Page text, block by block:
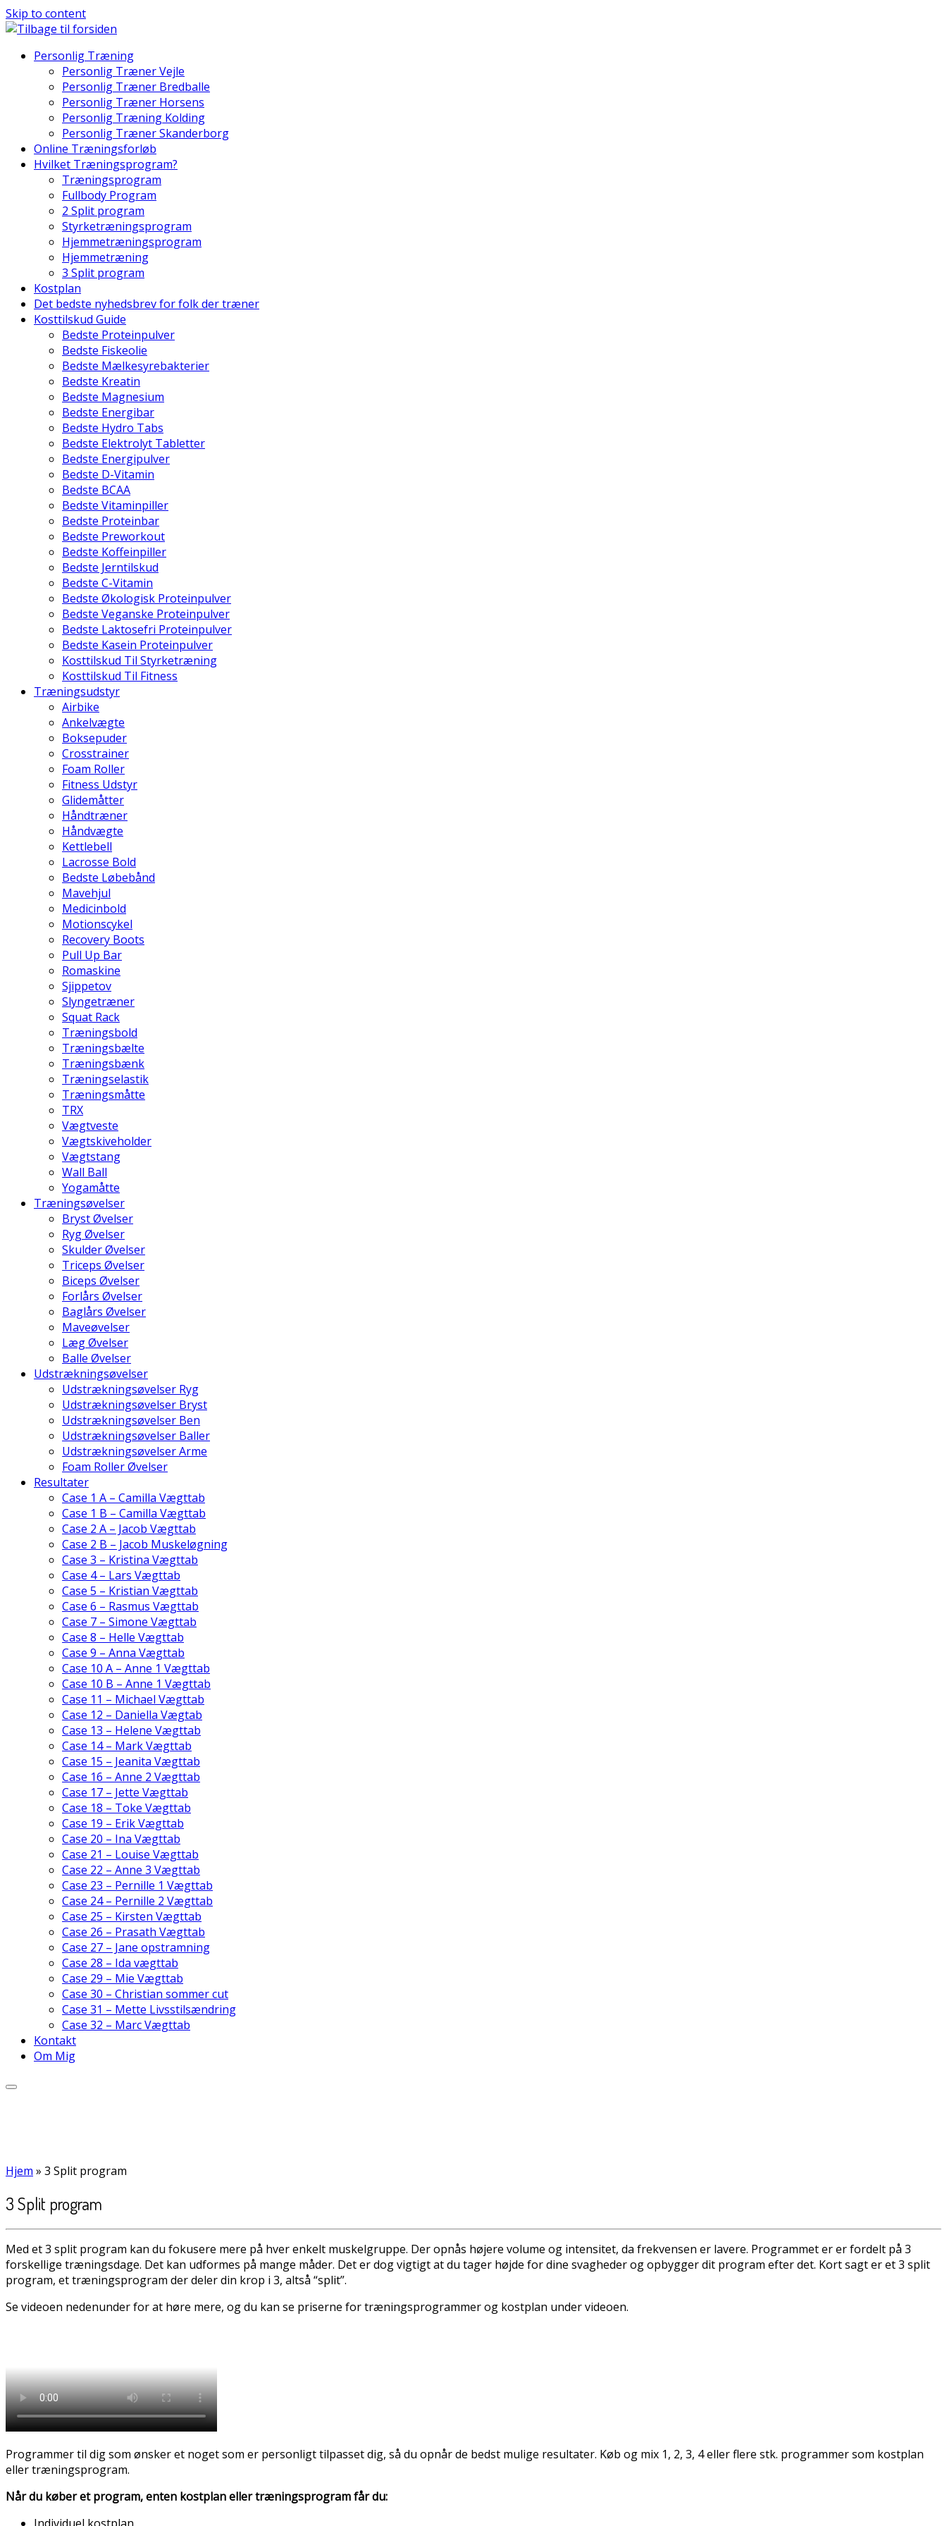
Skip to content
Personlig Træning
Personlig Træner Vejle
Personlig Træner Bredballe
Personlig Træner Horsens
Personlig Træning Kolding
Personlig Træner Skanderborg
Online Træningsforløb
Hvilket Træningsprogram?
Træningsprogram
Fullbody Program
2 Split program
Styrketræningsprogram
Hjemmetræningsprogram
Hjemmetræning
3 Split program
Kostplan
Det bedste nyhedsbrev for folk der træner
Kosttilskud Guide
Bedste Proteinpulver
Bedste Fiskeolie
Bedste Mælkesyrebakterier
Bedste Kreatin
Bedste Magnesium
Bedste Energibar
Bedste Hydro Tabs
Bedste Elektrolyt Tabletter
Bedste Energipulver
Bedste D-Vitamin
Bedste BCAA
Bedste Vitaminpiller
Bedste Proteinbar
Bedste Preworkout
Bedste Koffeinpiller
Bedste Jerntilskud
Bedste C-Vitamin
Bedste Økologisk Proteinpulver
Bedste Veganske Proteinpulver
Bedste Laktosefri Proteinpulver
Bedste Kasein Proteinpulver
Kosttilskud Til Styrketræning
Kosttilskud Til Fitness
Træningsudstyr
Airbike
Ankelvægte
Boksepuder
Crosstrainer
Foam Roller
Fitness Udstyr
Glidemåtter
Håndtræner
Håndvægte
Kettlebell
Lacrosse Bold
Bedste Løbebånd
Mavehjul
Medicinbold
Motionscykel
Recovery Boots
Pull Up Bar
Romaskine
Sjippetov
Slyngetræner
Squat Rack
Træningsbold
Træningsbælte
Træningsbænk
Træningselastik
Træningsmåtte
TRX
Vægtveste
Vægtskiveholder
Vægtstang
Wall Ball
Yogamåtte
Træningsøvelser
Bryst Øvelser
Ryg Øvelser
Skulder Øvelser
Triceps Øvelser
Biceps Øvelser
Forlårs Øvelser
Baglårs Øvelser
Maveøvelser
Læg Øvelser
Balle Øvelser
Udstrækningsøvelser
Udstrækningsøvelser Ryg
Udstrækningsøvelser Bryst
Udstrækningsøvelser Ben
Udstrækningsøvelser Baller
Udstrækningsøvelser Arme
Foam Roller Øvelser
Resultater
Case 1 A – Camilla Vægttab
Case 1 B – Camilla Vægttab
Case 2 A – Jacob Vægttab
Case 2 B – Jacob Muskeløgning
Case 3 – Kristina Vægttab
Case 4 – Lars Vægttab
Case 5 – Kristian Vægttab
Case 6 – Rasmus Vægttab
Case 7 – Simone Vægttab
Case 8 – Helle Vægttab
Case 9 – Anna Vægttab
Case 10 A – Anne 1 Vægttab
Case 10 B – Anne 1 Vægttab
Case 11 – Michael Vægttab
Case 12 – Daniella Vægtab
Case 13 – Helene Vægttab
Case 14 – Mark Vægttab
Case 15 – Jeanita Vægttab
Case 16 – Anne 2 Vægttab
Case 17 – Jette Vægttab
Case 18 – Toke Vægttab
Case 19 – Erik Vægttab
Case 20 – Ina Vægttab
Case 21 – Louise Vægttab
Case 22 – Anne 3 Vægttab
Case 23 – Pernille 1 Vægttab
Case 24 – Pernille 2 Vægttab
Case 25 – Kirsten Vægttab
Case 26 – Prasath Vægttab
Case 27 – Jane opstramning
Case 28 – Ida vægttab
Case 29 – Mie Vægttab
Case 30 – Christian sommer cut
Case 31 – Mette Livsstilsændring
Case 32 – Marc Vægttab
Kontakt
Om Mig
Hjem » 3 Split program
3 Split program
Med et 3 split program kan du fokusere mere på hver enkelt muskelgruppe. Der opnås højere volume og intensitet, da frekvensen er lavere. Programmet er er fordelt på 3
forskellige træningsdage. Det kan udformes på mange måder. Det er dog vigtigt at du tager højde for dine svagheder og opbygger dit program efter det. Kort sagt er et 3 split
program, et træningsprogram der deler din krop i 3, altså “split”.
Se videoen nedenunder for at høre mere, og du kan se priserne for træningsprogrammer og kostplan under videoen.
Programmer til dig som ønsker et noget som er personligt tilpasset dig, så du opnår de bedst mulige resultater. Køb og mix 1, 2, 3, 4 eller flere stk. programmer som kostplan
eller træningsprogram.
Når du køber et program, enten kostplan eller træningsprogram får du: